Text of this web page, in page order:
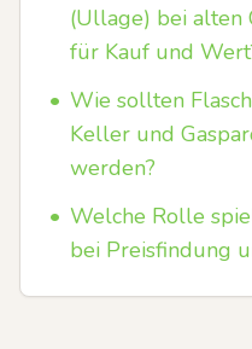
(Ullage) bei alten
für Kauf und
• Wie sollten
Keller und
werden?
• Welche Rolle
bei Preisfindung